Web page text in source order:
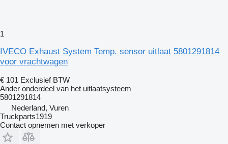
1
IVECO Exhaust System Temp. sensor uitlaat 5801291814
voor vrachtwagen
€ 101 Exclusief BTW
Ander onderdeel van het uitlaatsysteem
5801291814
Nederland, Vuren
Truckparts1919
Contact opnemen met verkoper